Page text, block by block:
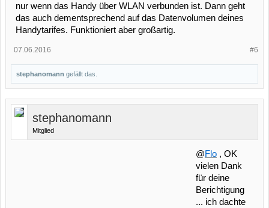
nur wenn das Handy über WLAN verbunden ist. Dann geht
das auch dementsprechend auf das Datenvolumen deines
Handytarifes. Funktioniert aber großartig.
#6
07.06.2016
stephanomann gefällt das.
stephanomann
Mitglied
@Flo , OK
vielen Dank
für deine
Berichtigung
... ich dachte